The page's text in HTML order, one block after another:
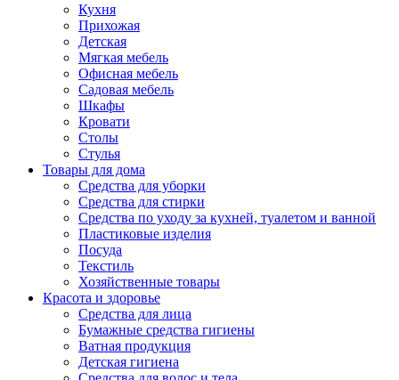
Кухня
Прихожая
Детская
Мягкая мебель
Офисная мебель
Садовая мебель
Шкафы
Кровати
Столы
Стулья
Товары для дома
Средства для уборки
Средства для стирки
Средства по уходу за кухней, туалетом и ванной
Пластиковые изделия
Посуда
Текстиль
Хозяйственные товары
Красота и здоровье
Средства для лица
Бумажные средства гигиены
Ватная продукция
Детская гигиена